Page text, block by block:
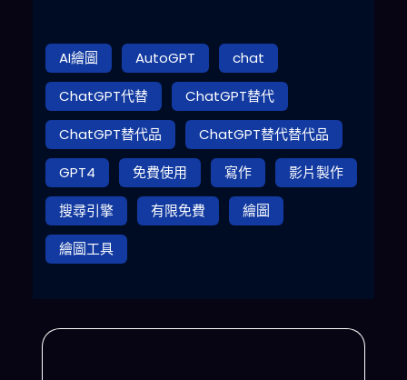
AI繪圖 AutoGPT
chat
ChatGPT代替
ChatGPT替代
ChatGPT替代品
ChatGPT替代替代品
GPT4
免費使用 寫作
影片製作
搜尋引擎
有限免費
繪圖
繪圖工具